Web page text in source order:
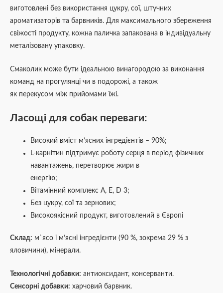
виготовлені без використання цукру, сої, штучних
ароматизаторів та барвників. Для максимального збереження
свіжості продукту, кожна паличка запакована в індивідуальну
металізовану упаковку.
Смаколик може бути ідеальною винагородою за виконання
команд на прогулянці чи в подорожі, а також
як перекусом між прийомами їжі.
Ласощі для собак переваги:
Високий вміст м’ясних інгредієнтів – 90%;
L-карнітин підтримує роботу серця в період фізичних
навантажень, перетворює жири в
енергію;
Вітамінний комплекс A, E, D 3;
Без цукру, сої та зернових;
Високоякісний продукт, виготовлений в Європі
Склад: м`ясо і м’ясні інгредієнти (90 %, зокрема 29 % з
яловичини), мінерали.
Технологічні добавки: антиоксидант, консерванти.
Сенсорні добавки: харчовий барвник.